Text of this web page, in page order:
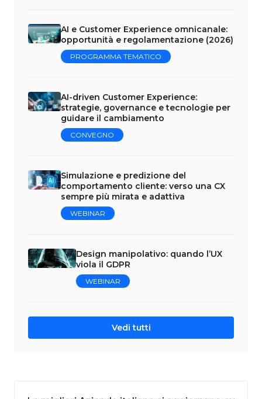
AI e Customer Experience omnicanale:
opportunità e regolamentazione (2026)
PROGRAMMA TEMATICO
AI-driven Customer Experience:
strategie, governance e tecnologie per
guidare il cambiamento
CONVEGNO
Simulazione e predizione del
comportamento cliente: verso una CX
sempre più mirata e adattiva
WEBINAR
Design manipolativo: quando l’UX
viola il GDPR
WEBINAR
Vedi tutti